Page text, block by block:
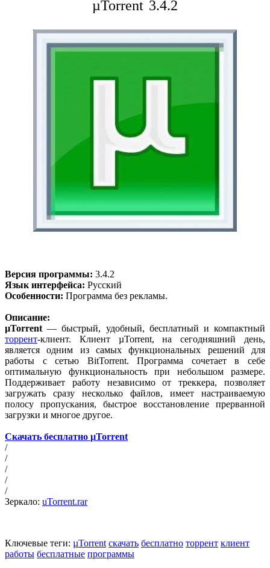
µTorrent 3.4.2
Версия программы: 3.4.2
Язык интерфейса: Русский
Особенности: Программа без рекламы.
Описание:
µTorrent — быстрый, удобный, бесплатный и компактный
торрент-клиент. Клиент µTorrent, на сегодняшний день,
является одним из самых функциональных решений для
работы с сетью BitTorrent. Программа сочетает в себе
оптимальную функциональность при небольшом размере.
Поддерживает работу независимо от треккера, позволяет
загружать сразу несколько файлов, имеет настраиваемую
полосу пропускания, быстрое восстановление прерванной
загрузки и многое другое.
Скачать бесплатно µTorrent
/
/
/
/
/
Зеркало: uTorrent.rar
Ключевые теги: µTorrent скачать бесплатно торрент клиент
работы бесплатные программы